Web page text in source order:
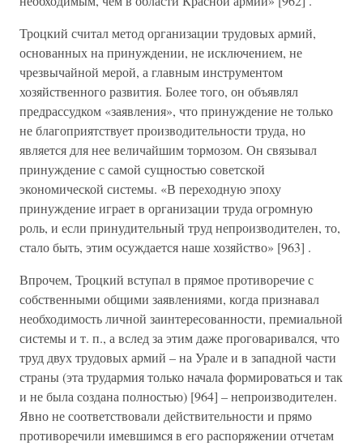
Троцкий считал метод организации трудовых армий,
основанных на принуждении, не исключением, не
чрезвычайной мерой, а главным инструментом
хозяйственного развития. Более того, он объявлял
предрассудком «заявления», что принуждение не только
не благоприятствует производительности труда, но
является для нее величайшим тормозом. Он связывал
принуждение с самой сущностью советской
экономической системы. «В переходную эпоху
принуждение играет в организации труда огромную
роль, и если принудительный труд непроизводителен, то,
стало быть, этим осуждается наше хозяйство» [963] .
Впрочем, Троцкий вступал в прямое противоречие с
собственными общими заявлениями, когда признавал
необходимость личной заинтересованности, премиальной
системы и т. п., а вслед за этим даже проговаривался, что
труд двух трудовых армий – на Урале и в западной части
страны (эта трудармия только начала формироваться и так
и не была создана полностью) [964] – непроизводителен.
Явно не соответствовали действительности и прямо
противоречили имевшимся в его распоряжении отчетам